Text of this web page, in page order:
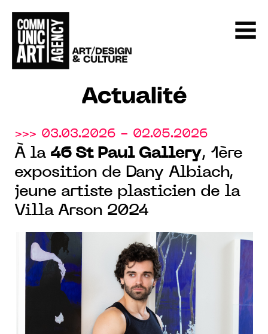
Actualité
>>> 03.03.2026 - 02.05.2026
À la 46 St Paul Gallery, 1ère
exposition de Dany Albiach,
jeune artiste plasticien de la
Villa Arson 2024